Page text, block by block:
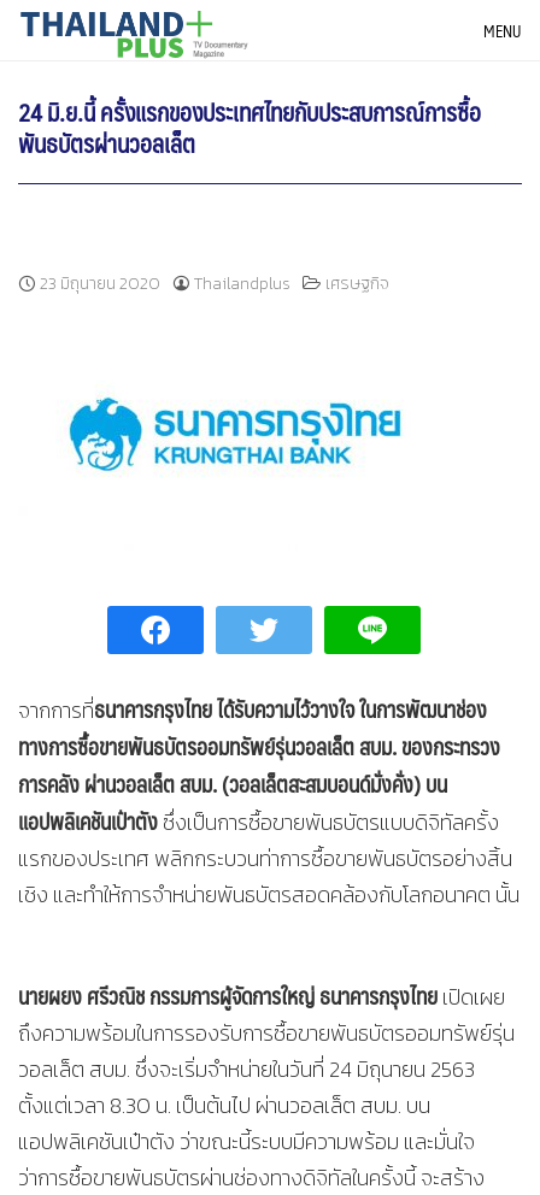
SkipTHAILANDPLUS NEWS MENU
24 มิ.ย.นี้ ครั้งแรกของประเทศไทยกับประสบการณ์การซื้อ
พันธบัตรผ่านวอลเล็ต
23 มิถุนายน 2020 Thailandplus เศรษฐกิจ
จากการที่ธนาคารกรุงไทย ได้รับความไว้วางใจ ในการพัฒนาช่อง
ทางการซื้อขายพันธบัตรออมทรัพย์รุ่นวอลเล็ต สบม. ของกระทรวง
การคลัง ผ่านวอลเล็ต สบม. (วอลเล็ตสะสมบอนด์มั่งคั่ง) บน
แอปพลิเคชันเป๋าตังซึ่งเป็นการซื้อขายพันธบัตรแบบดิจิทัลครั้ง
แรกของประเทศ พลิกกระบวนท่าการซื้อขายพันธบัตรอย่างสิ้น
เชิง และทำให้การจำหน่ายพันธบัตรสอดคล้องกับโลกอนาคต นั้น
นายผยง ศรีวณิช กรรมการผู้จัดการใหญ่ ธนาคารกรุงไทยเปิดเผย
ถึงความพร้อมในการรองรับการซื้อขายพันธบัตรออมทรัพย์รุ่น
วอลเล็ต สบม. ซึ่งจะเริ่มจำหน่ายในวันที่ 24 มิถุนายน 2563
ตั้งแต่เวลา 8.30 น. เป็นต้นไป ผ่านวอลเล็ต สบม. บน
แอปพลิเคชันเป๋าตัง ว่าขณะนี้ระบบมีความพร้อม และมั่นใจ
ว่าการซื้อขายพันธบัตรผ่านช่องทางดิจิทัลในครั้งนี้ จะสร้าง